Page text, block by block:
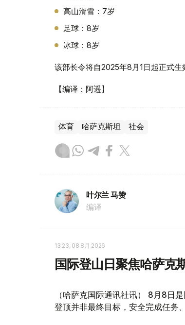
高山滑雪：7岁
足球：8岁
冰球：8岁
该部长令将自2025年8月1日起正式生
【编译：阿遥】
体育 哈萨克斯坦 社会
叶尔兰 马赞
编译
13:23, 08 8月 2026
国际登山日聚焦哈萨克
（哈萨克国际通讯社讯） 8月8日
登顶并非最终目标，安全完成任务